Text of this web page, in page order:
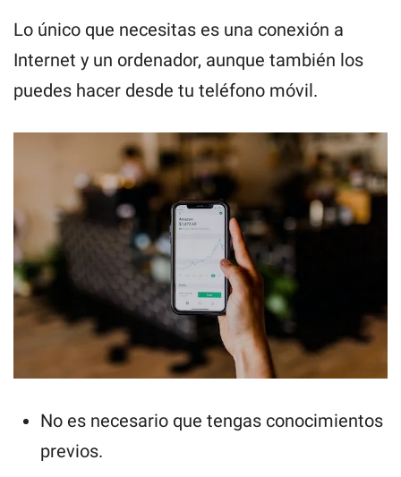
Lo único que necesitas es una conexión a
Internet y un ordenador, aunque también los
puedes hacer desde tu teléfono móvil.
No es necesario que tengas conocimientos
previos.